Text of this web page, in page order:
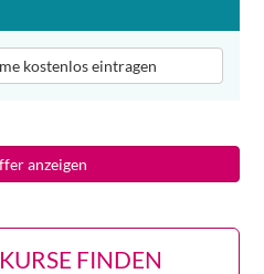
kostenlos eintragen
anzeigen
FINDEN